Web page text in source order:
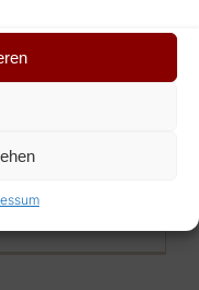
Jahren zu
dazu – die
Gruppe die
gibt